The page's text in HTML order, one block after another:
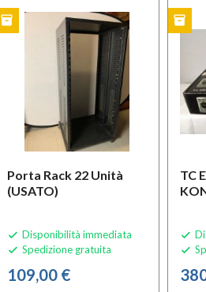
Porta Rack 22 Unità
(USATO)
 Disponibilità immediata
 Spedizione gratuita
109,00 €
inventory
TC


USATO inventory